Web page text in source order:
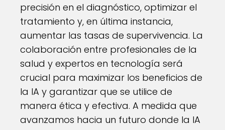
precisión en el diagnóstico, optimizar el
tratamiento y, en última instancia,
aumentar las tasas de supervivencia. La
colaboración entre profesionales de la
salud y expertos en tecnología será
crucial para maximizar los beneficios de
la IA y garantizar que se utilice de
manera ética y efectiva. A medida que
avanzamos hacia un futuro donde la IA